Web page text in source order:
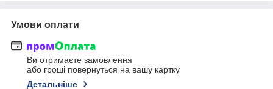
Умови оплати
Ви отримаєте замовлення
або гроші повернуться на вашу картку
Детальніше